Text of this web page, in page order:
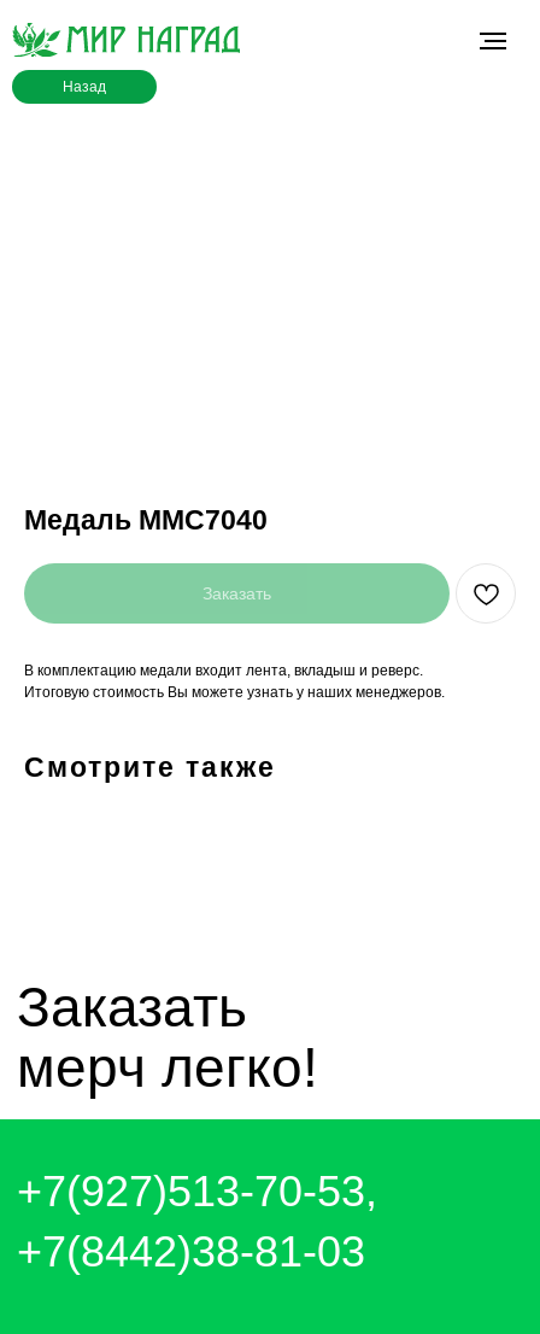
Назад
Медаль MMC7040
Заказать
В комплектацию медали входит лента, вкладыш и реверс.
Итоговую стоимость Вы можете узнать у наших менеджеров.
Смотрите также
мерч легко!
Отправляем каждый день. Оплата
любым удобным способом, от налички
до выставления счёта и перевода на
карту.
mirnagrad-vlg@yandex.ru
mir_nagrad@mail.ru
telegram - канал с новинками компании